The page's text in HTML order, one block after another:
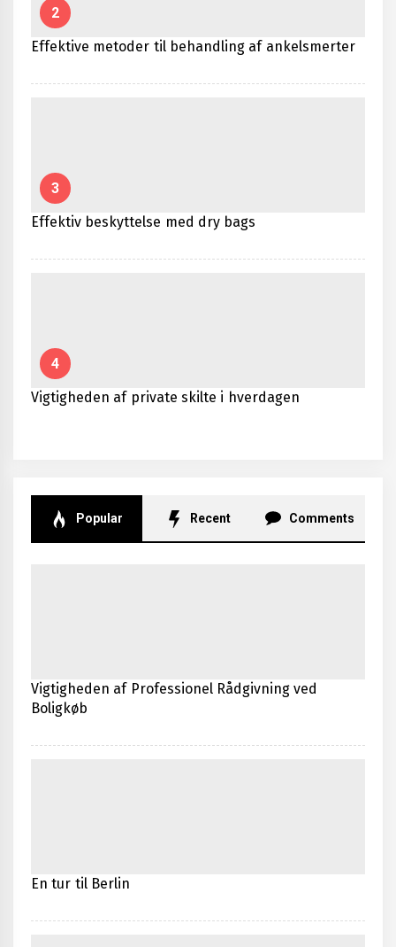
2
Effektive metoder til behandling af ankelsmerter
3
Effektiv beskyttelse med dry bags
4
Vigtigheden af private skilte i hverdagen
Popular Recent Comments
Vigtigheden af Professionel Rådgivning ved
Boligkøb
En tur til Berlin